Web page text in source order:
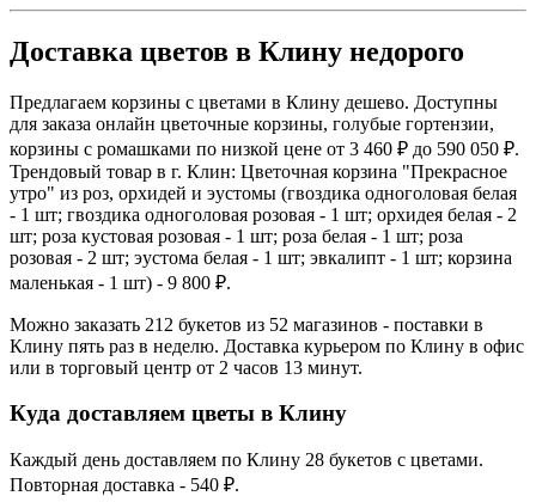
Доставка цветов в Клину недорого
Предлагаем корзины с цветами в Клину дешево. Доступны
для заказа онлайн цветочные корзины, голубые гортензии,
корзины с ромашками по низкой цене от 3 460 ₽ до 590 050 ₽.
Трендовый товар в г. Клин: Цветочная корзина "Прекрасное
утро" из роз, орхидей и эустомы (гвоздика одноголовая белая
- 1 шт; гвоздика одноголовая розовая - 1 шт; орхидея белая - 2
шт; роза кустовая розовая - 1 шт; роза белая - 1 шт; роза
розовая - 2 шт; эустома белая - 1 шт; эвкалипт - 1 шт; корзина
маленькая - 1 шт) - 9 800 ₽.
Можно заказать 212 букетов из 52 магазинов - поставки в
Клину пять раз в неделю. Доставка курьером по Клину в офис
или в торговый центр от 2 часов 13 минут.
Куда доставляем цветы в Клину
Каждый день доставляем по Клину 28 букетов с цветами.
Повторная доставка - 540 ₽.